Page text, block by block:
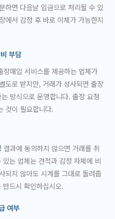
하면 다음날 입금으로 처리될 수 있
에서 감정 후 바로 이체가 가능한지
부담
매입 서비스를 제공하는 업체가
도로 받지만, 거래가 성사되면 출장
방식으로 운영합니다. 출장 요청
것이 필요합니다.
과에 동의하지 않으면 거래를 취
는 업체는 견적과 감정 자체에 비
되지 않아도 시계를 그대로 돌려줍
드시 확인하십시오.
여부